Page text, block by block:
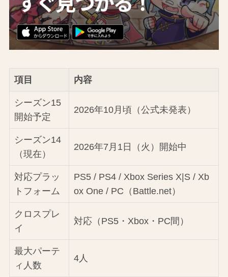
項目 内容
シーズン15
開始予定
2026年10月頃（公式未発表）
シーズン14
（現在）
2026年7月1日（火）開始中
対応プラッ
トフォーム
PS5 / PS4 / Xbox Series X|S / Xb
ox One / PC（Battle.net）
クロスプレ
イ
対応（PS5・Xbox・PC間）
最大パーテ
ィ人数
4人